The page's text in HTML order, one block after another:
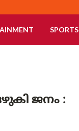
SPORTS
ജനം :